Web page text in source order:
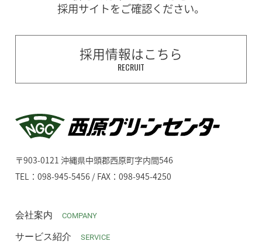
採用サイトをご確認ください。
採用情報はこちら
RECRUIT
〒903-0121 沖縄県中頭郡西原町字内間546
TEL：098-945-5456 / FAX：098-945-4250
会社案内 COMPANY
サービス紹介 SERVICE